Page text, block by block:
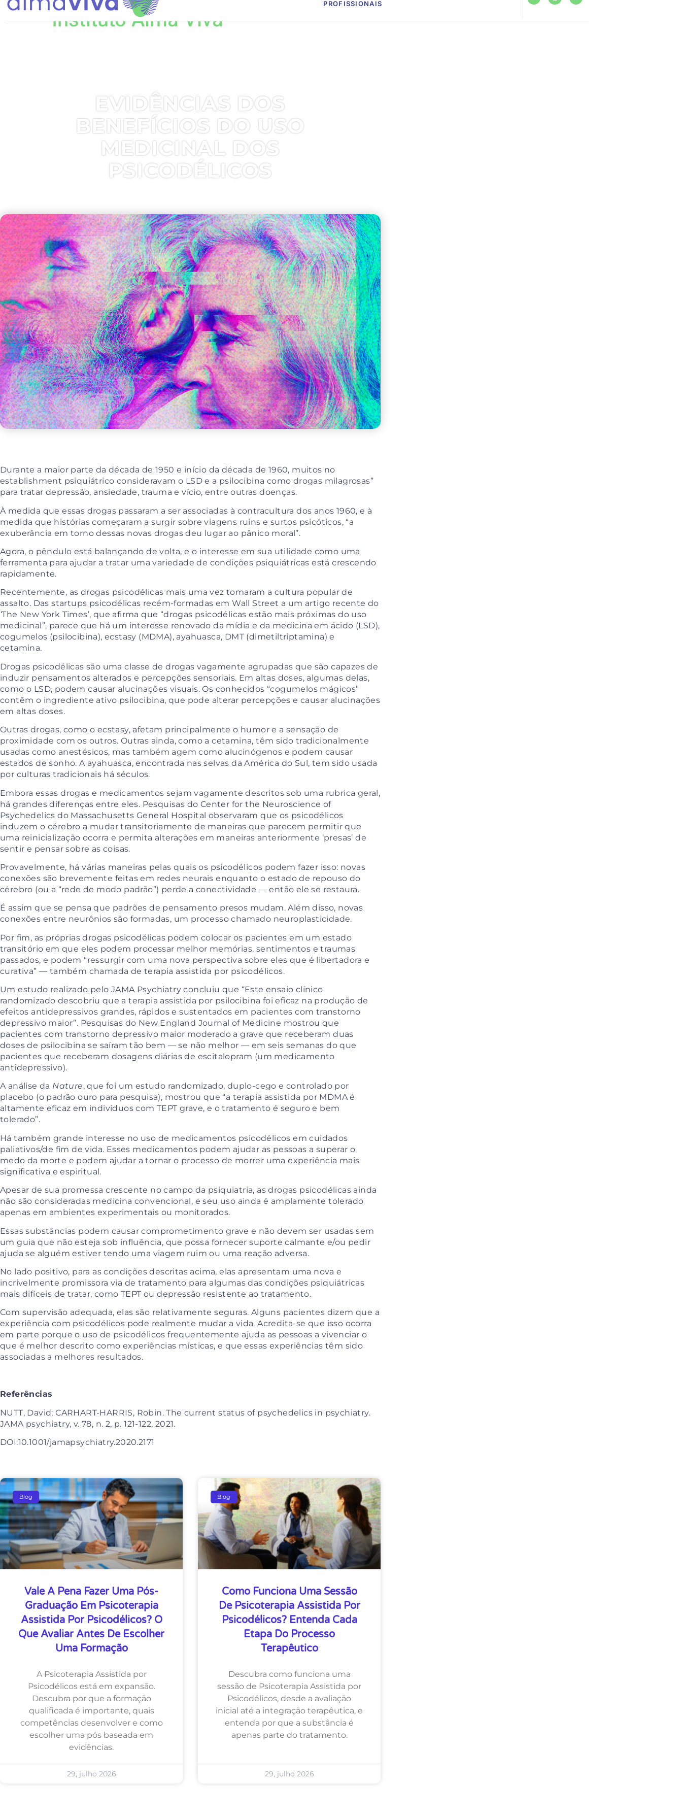
Instituto Alma Viva
PROFISSIONAIS
EVIDÊNCIAS DOS
BENEFÍCIOS DO USO
MEDICINAL DOS
PSICODÉLICOS
Durante a maior parte da década de 1950 e início da década de 1960, muitos no
establishment psiquiátrico consideravam o LSD e a psilocibina como drogas milagrosas”
para tratar depressão, ansiedade, trauma e vício, entre outras doenças.
À medida que essas drogas passaram a ser associadas à contracultura dos anos 1960, e à
medida que histórias começaram a surgir sobre viagens ruins e surtos psicóticos, “a
exuberância em torno dessas novas drogas deu lugar ao pânico moral”.
Agora, o pêndulo está balançando de volta, e o interesse em sua utilidade como uma
ferramenta para ajudar a tratar uma variedade de condições psiquiátricas está crescendo
rapidamente.
Recentemente, as drogas psicodélicas mais uma vez tomaram a cultura popular de
assalto. Das startups psicodélicas recém-formadas em Wall Street a um artigo recentedo
‘The New York Times’, que afirma que “drogas psicodélicas estão mais próximas do uso
medicinal”, parece que há um interesse renovado da mídia e da medicina em ácido (LSD),
cogumelos (psilocibina), ecstasy (MDMA), ayahuasca, DMT (dimetiltriptamina) e
cetamina.
Drogas psicodélicas são uma classe de drogas vagamente agrupadas que são capazes de
induzir pensamentos alterados e percepções sensoriais. Em altas doses, algumas delas,
como o LSD, podem causar alucinações visuais. Os conhecidos “cogumelos mágicos”
contêm o ingrediente ativo psilocibina, que pode alterar percepções e causar alucinações
em altas doses.
Outras drogas, como o ecstasy, afetam principalmente o humor e a sensação de
proximidade com os outros. Outras ainda, como a cetamina, têm sido tradicionalmente
usadas como anestésicos, mas também agem como alucinógenos e podem causar
estados de sonho. A ayahuasca, encontrada nas selvas da América do Sul, tem sido usada
por culturas tradicionais há séculos.
Embora essas drogas e medicamentos sejam vagamente descritos sob uma rubrica geral,
há grandes diferenças entre eles. Pesquisas do Center for the Neuroscience of
Psychedelicsdo Massachusetts General Hospital observaram que os psicodélicos
induzem o cérebro a mudar transitoriamente de maneiras que parecem permitir que
uma reinicialização ocorra e permita alterações em maneiras anteriormente ‘presas’ de
sentir e pensar sobre as coisas.
Provavelmente, há várias maneiras pelas quais os psicodélicos podem fazer isso: novas
conexões são brevemente feitas em redes neurais enquanto o estado de repouso do
cérebro (ou a “rede de modo padrão”) perde a conectividade — então ele se restaura.
É assim que se pensa que padrões de pensamento presos mudam. Além disso, novas
conexões entre neurônios são formadas, um processo chamado neuroplasticidade.
Por fim, as próprias drogas psicodélicas podem colocar os pacientes em um estado
transitório em que eles podem processar melhor memórias, sentimentos e traumas
passados, e podem “ressurgir com uma nova perspectiva sobre eles que é libertadora e
curativa” — também chamada de terapia assistida por psicodélicos.
Um estudo realizado peloJAMA Psychiatry concluiu que “Este ensaio clínico
randomizado descobriu que a terapia assistida por psilocibina foi eficaz na produção de
efeitos antidepressivos grandes, rápidos e sustentados em pacientes com transtorno
depressivo maior”. Pesquisas do New England Journal of Medicine mostrou que
pacientes com transtorno depressivo maior moderado a grave que receberam duas
doses de psilocibina se saíram tão bem — se não melhor — em seis semanas do que
pacientes que receberam dosagens diárias de escitalopram (um medicamento
antidepressivo).
A análise da Nature, que foi um estudo randomizado, duplo-cego e controlado por
placebo (o padrão ouro para pesquisa), mostrou que “a terapia assistida por MDMA é
altamente eficaz em indivíduos com TEPT grave, e o tratamento é seguro e bem
tolerado”.
Há também grande interesse no uso de medicamentos psicodélicos em cuidados
paliativos/de fim de vida. Esses medicamentos podem ajudar as pessoas a superar o
medo da morte e podem ajudar a tornar o processo de morrer uma experiência mais
significativa e espiritual.
Apesar de sua promessa crescente no campo da psiquiatria, as drogas psicodélicas ainda
não são consideradas medicina convencional, e seu uso ainda é amplamente tolerado
apenas em ambientes experimentais ou monitorados.
Essas substâncias podem causar comprometimento grave e não devem ser usadas sem
um guia que não esteja sob influência, que possa fornecer suporte calmante e/ou pedir
ajuda se alguém estiver tendo uma viagem ruim ou uma reação adversa.
No lado positivo, para as condições descritas acima, elas apresentam uma nova e
incrivelmente promissora via de tratamento para algumas das condições psiquiátricas
mais difíceis de tratar, como TEPT ou depressão resistente ao tratamento.
Com supervisão adequada, elas são relativamente seguras. Alguns pacientes dizem que a
experiência com psicodélicos pode realmente mudar a vida. Acredita-se que isso ocorra
em parte porque o uso de psicodélicos frequentemente ajuda as pessoas a vivenciar o
que é melhor descrito como experiências místicas, e que essas experiências têm sido
associadas a melhores resultados.
Referências
NUTT, David; CARHART-HARRIS, Robin. The current status of psychedelics in psychiatry.
JAMA psychiatry, v. 78, n. 2, p. 121-122, 2021.
DOI:10.1001/jamapsychiatry.2020.2171
Blog
Vale A Pena Fazer Uma Pós-
Graduação Em Psicoterapia
Assistida Por Psicodélicos? O
Que Avaliar Antes De Escolher
Uma Formação
A Psicoterapia Assistida por
Psicodélicos está em expansão.
Descubra por que a formação
qualificada é importante, quais
competências desenvolver e como
escolher uma pós baseada em
evidências.
29, julho 2026
Blog
Como Funciona Uma Sessão
De Psicoterapia Assistida Por
Psicodélicos? Entenda Cada
Etapa Do Processo
Terapêutico
Descubra como funciona uma
sessão de Psicoterapia Assistida por
Psicodélicos, desde a avaliação
inicial até a integração terapêutica, e
entenda por que a substância é
apenas parte do tratamento.
29, julho 2026